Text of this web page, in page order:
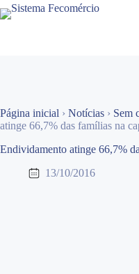
Pular
para
Página inicial › Notícias › Sem
atinge 66,7% das famílias na
Endividamento atinge 66,7%
13/10/2016